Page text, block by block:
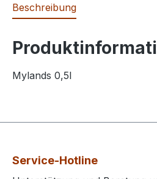
Beschreibung
Mylands 0,5l
Service-Hotline